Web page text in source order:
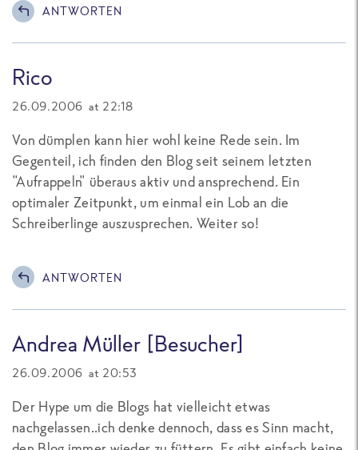
ANTWORTEN
Rico
26.09.2006 at 22:18
Von dümplen kann hier wohl keine Rede sein. Im
Gegenteil, ich finden den Blog seit seinem letzten
"Aufrappeln" überaus aktiv und ansprechend. Ein
optimaler Zeitpunkt, um einmal ein Lob an die
Schreiberlinge auszusprechen. Weiter so!
ANTWORTEN
Andrea Müller [Besucher]
26.09.2006 at 20:53
Der Hype um die Blogs hat vielleicht etwas
nachgelassen..ich denke dennoch, dass es Sinn macht,